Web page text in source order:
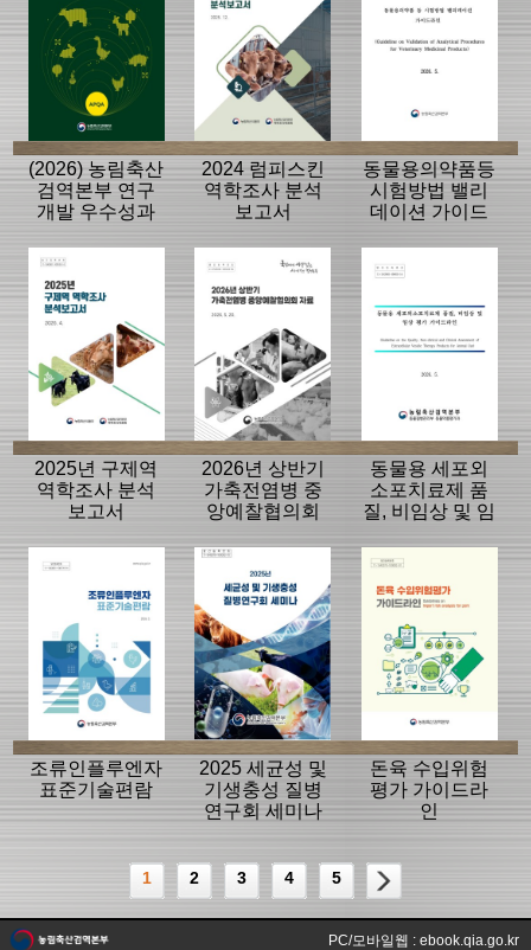
(2026) 농림축산
검역본부 연구
개발 우수성과
2024 럼피스킨
역학조사 분석
보고서
동물용의약품등
시험방법 밸리
데이션 가이드
2025년 구제역
역학조사 분석
보고서
2026년 상반기
가축전염병 중
앙예찰협의회
동물용 세포외
소포치료제 품
질, 비임상 및 임
라인
조류인플루엔자
표준기술편람
2025 세균성 및
기생충성 질병
연구회 세미나
돈육 수입위험
평가 가이드라
인
1 2 3 4 5
PC/모바일웹 : ebook.qia.go.kr